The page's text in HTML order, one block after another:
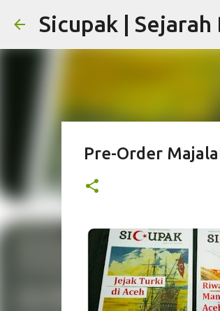
Sicupak |
Pre-Order